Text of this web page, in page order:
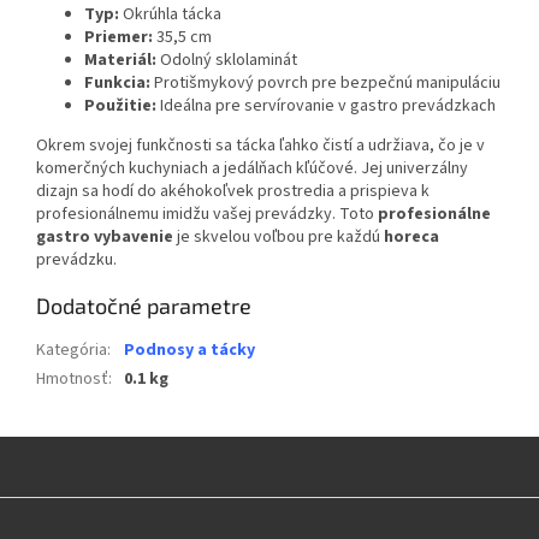
Typ: Okrúhla tácka
Priemer: 35,5 cm
Materiál: Odolný sklolaminát
Funkcia: Protišmykový povrch pre bezpečnú manipuláciu
Použitie: Ideálna pre servírovanie v gastro prevádzkach
Okrem svojej funkčnosti sa tácka ľahko čistí a udržiava, čo je v
komerčných kuchyniach a jedálňach kľúčové. Jej univerzálny
dizajn sa hodí do akéhokoľvek prostredia a prispieva k
profesionálnemu imidžu vašej prevádzky. Toto profesionálne
gastro vybavenie je skvelou voľbou pre každú horeca
prevádzku.
Dodatočné parametre
Kategória:
Podnosy a tácky
Hmotnosť: 0.1 kg